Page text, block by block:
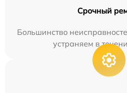
Срочный
Большинство
устраняем в